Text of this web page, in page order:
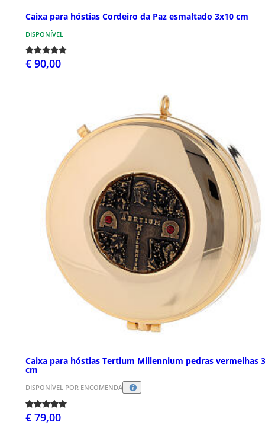
Caixa para hóstias Cordeiro da Paz esmaltado 3x10 cm
DISPONÍVEL
€ 90,00
Caixa para hóstias Tertium Millennium pedras vermelhas
cm
DISPONÍVEL POR ENCOMENDA
€ 79,00